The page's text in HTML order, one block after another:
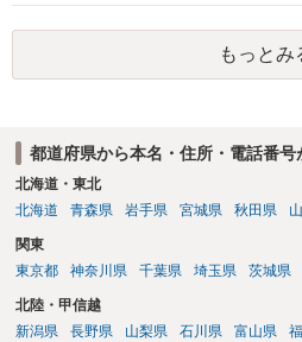
画の尺は10分ほど、服を着たままで胸
して、要求された金額(1000円程度)の
した。 そこから、撮影するまで暇なの
欲しい、住んでいる都道府県と区を教
能です。
もっとみ
都道府県から本名・住所・電話番
北海道・東北
北海道
青森県 岩手県 宮城県 秋田県
関東
東京都
神奈川県 千葉県 埼玉県 茨城県
北陸・甲信越
新潟県
長野県 山梨県 石川県 富山県